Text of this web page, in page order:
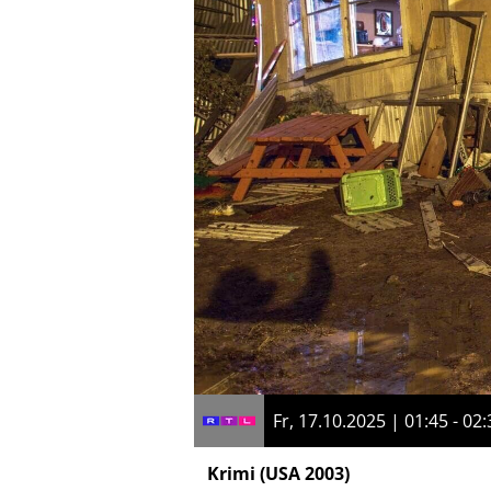
Fr, 17.10.2025 | 01:45 -
Krimi (USA 2003)